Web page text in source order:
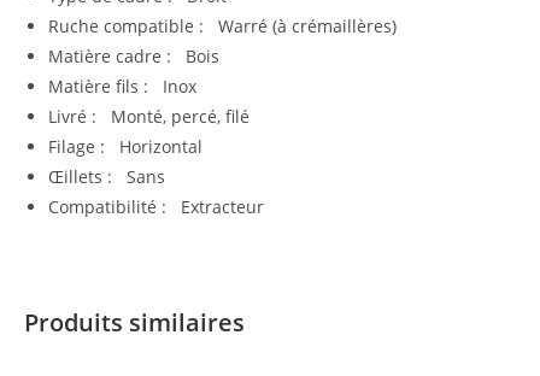
Ruche compatible : Warré (à crémaillères)
Matière cadre : Bois
Matière fils : Inox
Livré : Monté, percé, filé
Filage : Horizontal
Œillets : Sans
Compatibilité : Extracteur
Produits similaires